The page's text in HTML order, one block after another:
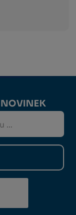
NOVINEK